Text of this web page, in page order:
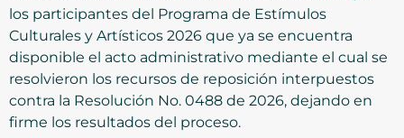
los participantes del Programa de Estímulos
Culturales y Artísticos 2026 que ya se encuentra
disponible el acto administrativo mediante el cual se
resolvieron los recursos de reposición interpuestos
contra la Resolución No. 0488 de 2026, dejando en
firme los resultados del proceso.